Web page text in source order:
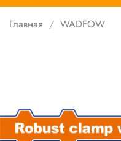
Главная WADFOW